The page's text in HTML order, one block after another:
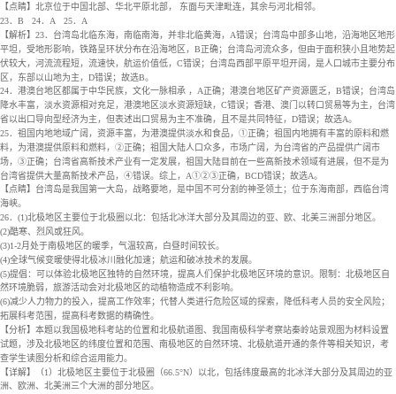
【点睛】北京位于中国北部、华北平原北部， 东面与天津毗连，其余与河北相邻。
23．B
24．A
25．A
【解析】23．台湾岛北临东海，南临南海，并非北临黄海，A错误；台湾岛中部多山地，沿海地区地形
平坦，受地形影响，铁路呈环状分布在沿海地区，B正确；台湾岛河流众多，但由于面积狭小且地势起
伏较大，河流流程短，流速快，航运价值低，C错误；台湾岛西部平原平坦开阔，是人口城市主要分布
区，东部以山地为主，D错误；故选B。
24．港澳台地区都属于中华民族，文化一脉相承 ，A正确；港澳台地区矿产资源匮乏，B错误；台湾岛
降水丰富，淡水资源相对充足，港澳地区淡水资源短缺，C错误；香港、澳门以转口贸易等为主，台湾
省以出口导向型经济为主，但表述出口贸易为主不准确，且不是共同特征，D错误；故选A。
25．祖国内地地域广阔，资源丰富，为港澳提供淡水和食品，①正确；祖国内地拥有丰富的原料和燃
料，为港澳提供原料和燃料，②正确；祖国大陆人口众多，市场广阔，为台湾省的产品提供广阔市
场，③正确；台湾省高新技术产业有一定发展，祖国大陆目前在一些高新技术领域有进展，但不是为
台湾省提供大量高新技术产品，④错误。综上，A①②③正确，BCD错误；故选A。
【点睛】台湾岛是我国第一大岛，战略要地，是中国不可分割的神圣领土；位于东海南部，西临台湾
海峡。
26．(1)北极地区主要位于北极圈以北：包括北冰洋大部分及其周边的亚、欧、北美三洲部分地区。
(2)酷寒、烈风或狂风。
(3)1-2月处于南极地区的暖季，气温较高，白昼时间较长。
(4)全球气候变暖使得北极冰川融化加速；航运和破冰技术的发展。
(5)提倡：可以体验北极地区独特的自然环境，提高人们保护北极地区环境的意识。限制：北极地区自
然环境脆弱，旅游活动会对北极地区的动植物造成不利影响。
(6)减少人力物力的投入，提高工作效率；代替人类进行危险区域的探索，降低科考人员的安全风险；
拓展科考范围，提高科考数据的精确性。
【分析】本题以我国极地科考站的位置和北极航道图、我国南极科学考察站秦岭站景观图为材料设置
试题，涉及北极地区的纬度位置和范围、南极地区的自然环境、北极航道开通的条件等相关知识，考
查学生读图分析和综合运用能力。
【详解】（1）北极地区主要位于北极圈（66.5°N）以北，包括纬度最高的北冰洋大部分及其周边的亚
洲、欧洲、北美洲三个大洲的部分地区。